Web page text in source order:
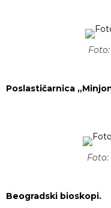
Poslastičarnica
Beogradski bioskopi.